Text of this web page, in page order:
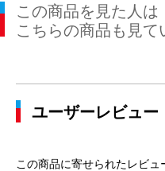
この商品を見た人は
こちらの商品も見て
ユーザーレビュー
この商品に寄せられたレビュ